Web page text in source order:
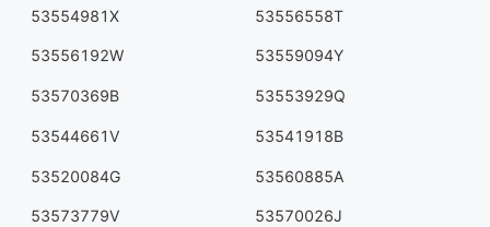
53554981X 53556558T
53556192W 53559094Y
53570369B 53553929Q
53544661V 53541918B
53520084G 53560885A
53573779V 53570026J